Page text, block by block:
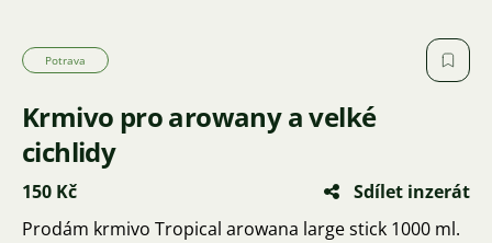
Potrava
Krmivo pro arowany a velké
cichlidy
150 Kč
Sdílet inzerát
Prodám krmivo Tropical arowana large stick 1000 ml.